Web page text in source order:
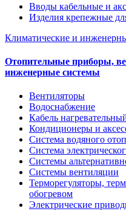
Вводы кабельные и
Изделия крепежные
Климатические и
Отопительные приборы,
инженерные системы
Вентиляторы
Водоснабжение
Кабель
Кондиционеры и
Система водяного
Система
Системы
Системы вентиляции
Терморегуляторы,
обогревом
Электрические